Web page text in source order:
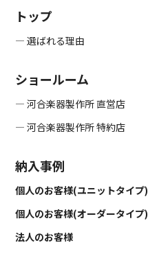
トップ
― 選ばれる理由
ショールーム
― 河合楽器製作所 直営店
― 河合楽器製作所 特約店
納入事例
個人のお客様(ユニットタイプ)
個人のお客様(オーダータイプ)
法人のお客様